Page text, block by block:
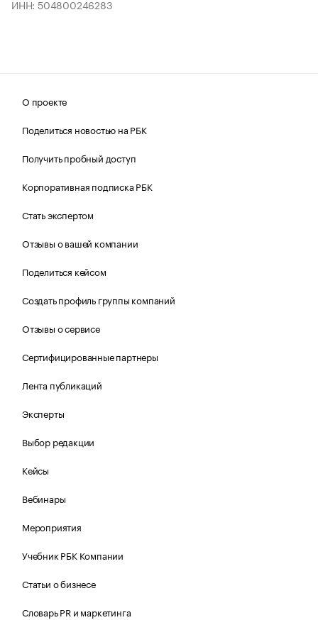
ИНН: 504800246283
О проекте
Поделиться новостью на РБК
Получить пробный доступ
Корпоративная подписка РБК
Стать экспертом
Отзывы о вашей компании
Поделиться кейсом
Создать профиль группы компаний
Отзывы о сервисе
Сертифицированные партнеры
Лента публикаций
Эксперты
Выбор редакции
Кейсы
Вебинары
Мероприятия
Учебник РБК Компании
Статьи о бизнесе
Словарь PR и маркетинга